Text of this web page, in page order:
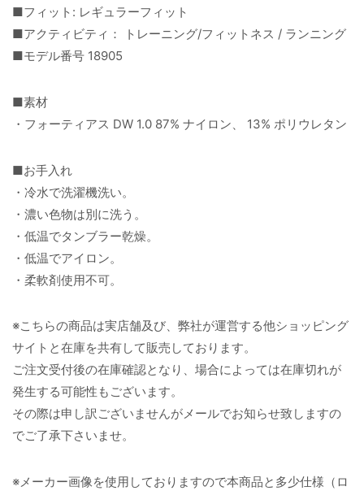
■フィット: レギュラーフィット
■アクティビティ： トレーニング/フィットネス / ランニング
■モデル番号 18905
■素材
・フォーティアス DW 1.0 87% ナイロン、 13% ポリウレタン
■お手入れ
・冷水で洗濯機洗い。
・濃い色物は別に洗う。
・低温でタンブラー乾燥。
・低温でアイロン。
・柔軟剤使用不可。
※こちらの商品は実店舗及び、弊社が運営する他ショッピング
サイトと在庫を共有して販売しております。
ご注文受付後の在庫確認となり、場合によっては在庫切れが
発生する可能性もございます。
その際は申し訳ございませんがメールでお知らせ致しますの
でご了承下さいませ。
※メーカー画像を使用しておりますので本商品と多少仕様（ロ